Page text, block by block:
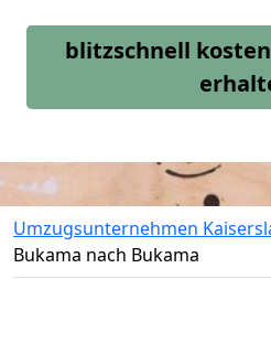
blitzschnell
Umzugsunternehmen
Bukama nach Bukama